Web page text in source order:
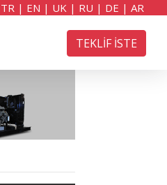
TR | EN | UK | RU | DE | AR
TEKLİF İSTE